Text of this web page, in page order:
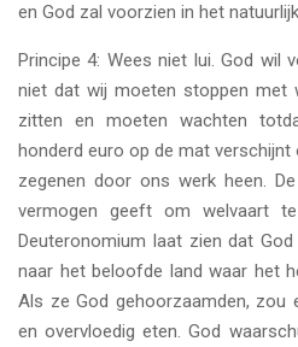
en God zal voorzien in het
Principe 4: Wees niet lui. God wil
niet dat wij moeten stoppen met
zitten en moeten wachten
honderd euro op de mat verschijnt
zegenen door ons werk heen.
vermogen geeft om welvaart
Deuteronomium laat zien dat
naar het beloofde land waar het
Als ze God gehoorzaamden, zou
en overvloedig eten. God